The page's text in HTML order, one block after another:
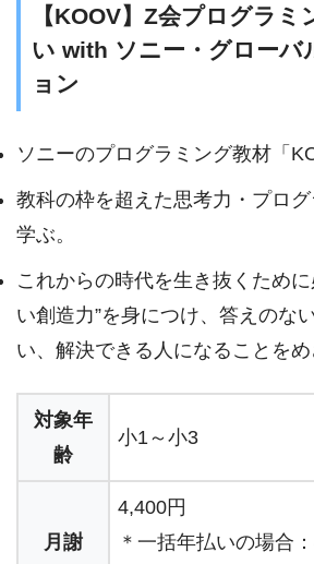
【KOOV】Z会プログラミ
い with ソニー・グローバ
ョン
ソニーのプログラミング教材「
教科の枠を超えた思考力・プロ
学ぶ。
これからの時代を生き抜くために
い創造力”を身につけ、答えのな
い、解決できる人になることをめ
対象年
齢
小1～小3
月謝
4,400円
＊一括年払いの場合